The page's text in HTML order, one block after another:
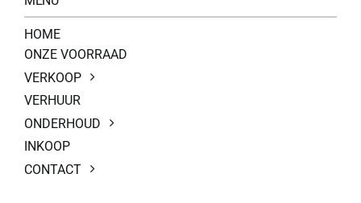
HOME
ONZE VOORRAAD
VERKOOP
VERHUUR
ONDERHOUD
INKOOP
CONTACT